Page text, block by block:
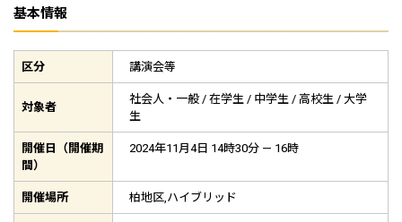
基本情報
区分 講演会等
対象者
社会人・一般 / 在学生 / 中学生 / 高校生 / 大学
生
開催日（開催期
間）
2024年11月4日 14時30分 — 16時
開催場所 柏地区,ハイブリッド